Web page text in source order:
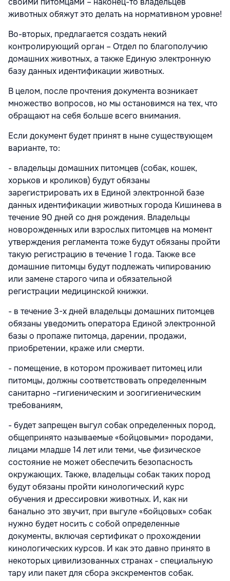
животных обяжут это делать на нормативном уровне!
Во-вторых, предлагается создать некий
контролирующий орган – Отдел по благополучию
домашних животных, а также Единую электронную
базу данных идентификации животных.
В целом, после прочтения документа возникает
множество вопросов, но мы остановимся на тех, что
обращают на себя больше всего внимания.
Если документ будет принят в ныне существующем
варианте, то:
- владельцы домашних питомцев (собак, кошек,
хорьков и кроликов) будут обязаны
зарегистрировать их в Единой электронной базе
данных идентификации животных города Кишинева в
течение 90 дней со дня рождения. Владельцы
новорожденных или взрослых питомцев на момент
утверждения регламента тоже будут обязаны пройти
такую регистрацию в течение 1 года. Также все
домашние питомцы будут подлежать чипированию
или замене старого чипа и обязательной
регистрации медицинской книжки.
- в течение 3-х дней владельцы домашних питомцев
обязаны уведомить оператора Единой электронной
базы о пропаже питомца, дарении, продажи,
приобретении, краже или смерти.
- помещение, в котором проживает питомец или
питомцы, должны соответствовать определенным
санитарно –гигиеническим и зоогигиеническим
требованиям,
- будет запрещен выгул собак определенных пород,
общепринято называемые «бойцовыми» породами,
лицами младше 14 лет или теми, чье физическое
состояние не может обеспечить безопасность
окружающих. Также, владельцы собак таких пород
будут обязаны пройти кинологический курс
обучения и дрессировки животных. И, как ни
банально это звучит, при выгуле «бойцовых» собак
нужно будет носить с собой определенные
документы, включая сертификат о прохождении
кинологических курсов. И как это давно принято в
некоторых цивилизованных странах - специальную
тару или пакет для сбора экскрементов собак.